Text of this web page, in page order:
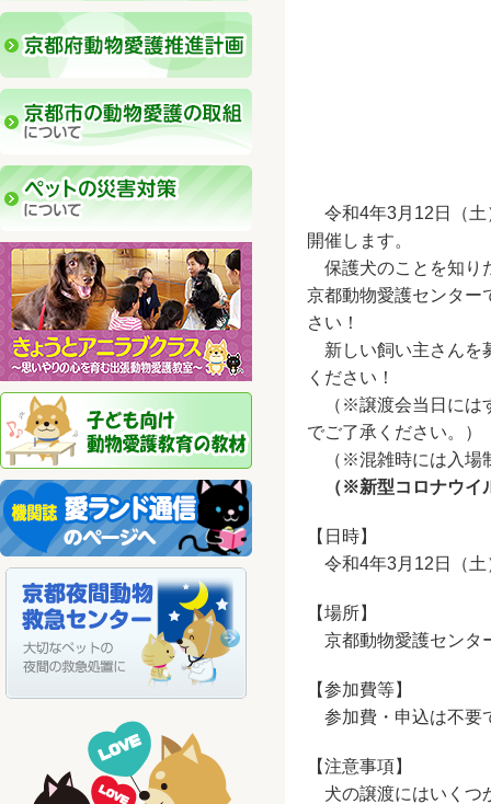
令和4年3月12日（土
開催します。
保護犬のことを知り
京都動物愛護センター
さい！
新しい飼い主さんを
ください！
（※譲渡会当日には
でご了承ください。）
（※混雑時には入場
（※新型コロナウイ
【日時】
令和4年3月12日（土
【場所】
京都動物愛護センタ
【参加費等】
参加費・申込は不要
【注意事項】
犬の譲渡にはいくつ